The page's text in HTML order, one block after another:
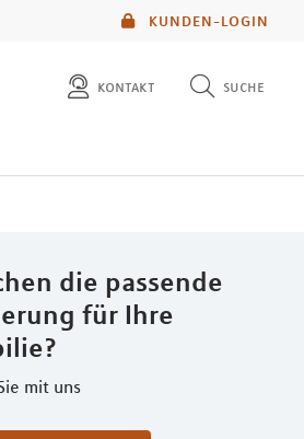
KUNDEN-LOGIN
kontakt suche
die passende
für Ihre
mit uns